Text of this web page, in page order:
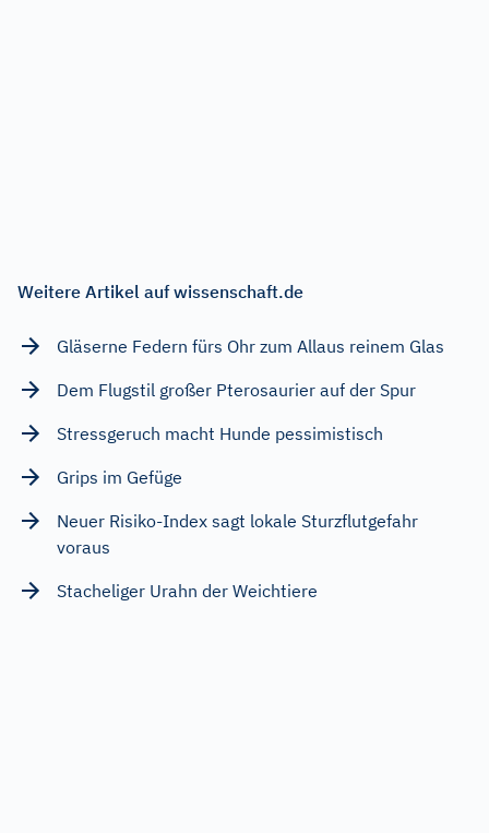
Weitere Artikel auf wissenschaft.de
Gläserne Federn fürs Ohr zum Allaus reinem Glas
Dem Flugstil großer Pterosaurier auf der Spur
Stressgeruch macht Hunde pessimistisch
Grips im Gefüge
Neuer Risiko-Index sagt lokale Sturzflutgefahr
voraus
Stacheliger Urahn der Weichtiere